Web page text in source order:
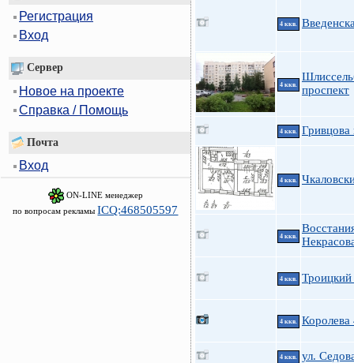
Регистрация
Вход
Сервер
Новое на проекте
Справка / Помощь
Почта
Вход
ON-LINE менеджер
по вопросам рекламы ICQ:468505597
4 ккв.
4 ккв.
проспект
4 ккв. Гривцова
4 ккв.
4 ккв.
4 ккв.
4 ккв. Королева
4 ккв. ул.